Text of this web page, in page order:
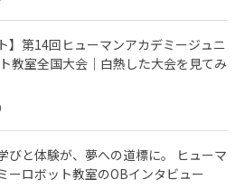
】第14回ヒューマンアカデミージュニ
教室全国大会｜白熱した大会を見てみ
びと体験が、夢への道標に。 ヒューマ
ーロボット教室のOBインタビュー